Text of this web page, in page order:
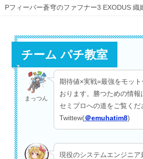
Pフィーバー蒼穹のファフナー3 EXODUS 織
チーム パチ教室
まっつん
期待値×実戦=最強をモット
おります。勝つための情報
セミプロへの道をご覧くだ
Twittew(＠emuhatim8)
現役のシステムエンジニア